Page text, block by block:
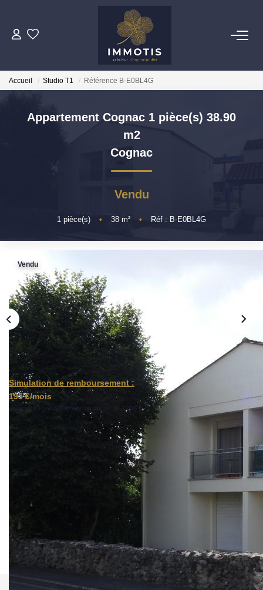
ESTIMER
Estimer Mon Bien
Nos Biens
Nos Services
Vos Objectifs
Notre Expertise
Votre Étude Patrimoniale Personnalisée
LOUER
Nos Biens
Notre Service Location
Guide Du Propriétaire Bailleur
LA GESTION LOCATIVE
AGENCES
Qui Sommes Nous
Notre Équipe
Parrainage
Nos Actualités
Avis Clients
Accueil Studio T1 Référence B-E0BL4G
Appartement Cognac 1 pièce(s) 38.90
m2
Cognac
Vendu
1 pièce(s) • 38 m² • Réf : B-E0BL4G
Vendu
Simulation de remboursement :
195 €/mois
pendant 20 ans à 3% avec un apport de 3 900 €
Studio composé d'une entrée, d'une salle de bains, d'un
WC et d'une grande pièce avec cuisine et un balcon.Une
place de parking.
Nos honoraires Nous contacter